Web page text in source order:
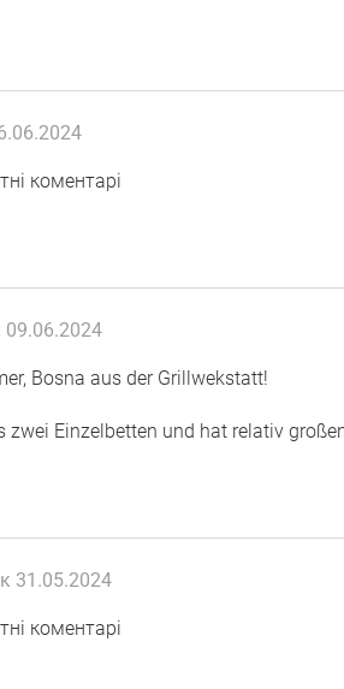
коментарі
09.06.2024
Bosna aus der Grillwekstatt!
zwei Einzelbetten und hat relativ
31.05.2024
коментарі